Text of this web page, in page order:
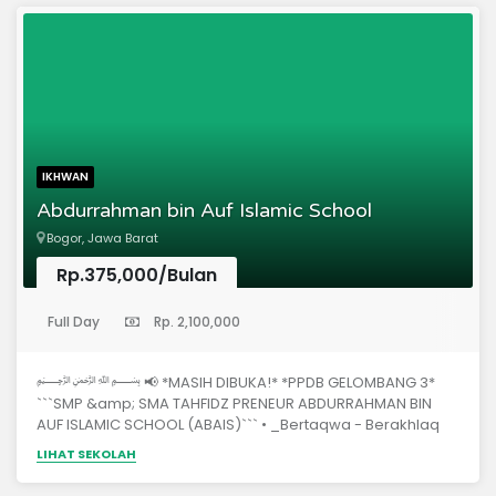
IKHWAN
Abdurrahman bin Auf Islamic School
Bogor, Jawa Barat
Rp.375,000/Bulan
Full Day Rp. 2,100,000
﷽ 📢 *MASIH DIBUKA!* *PPDB GELOMBANG 3*
```SMP &amp; SMA TAHFIDZ PRENEUR ABDURRAHMAN BIN
AUF ISLAMIC SCHOOL (ABAIS)``` • _Bertaqwa - Berakhlaq
Mulia - Mandiri_ • . 🔑 *Visi* _Terwujudnya Generasi
Rabbani yang Bertauhid, Berakhlak Mulia, Tahfidz Qur'an,
dan Memiliki Kemandirian serta Berjiwa Enterpreneur_ 📚
LIHAT SEKOLAH